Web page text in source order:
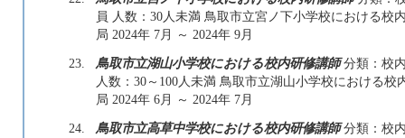
員 人数：30人未満 鳥取市立宮ノ下小学校における校
局 2024年 7月 ～ 2024年 9月
23.
鳥取市立湖山小学校における校内研修講師分類：校
人数：30～100人未満 鳥取市立湖山小学校における
局 2024年 6月 ～ 2024年 7月
24.
鳥取市立高草中学校における校内研修講師分類：校